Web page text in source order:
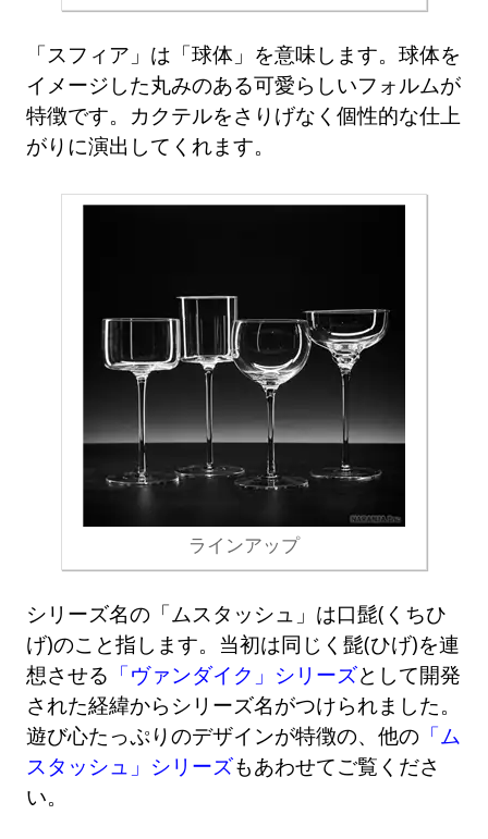
「スフィア」は「球体」を意味します。球体を
イメージした丸みのある可愛らしいフォルムが
特徴です。カクテルをさりげなく個性的な仕上
がりに演出してくれます。
ラインアップ
シリーズ名の「ムスタッシュ」は口髭(くちひ
げ)のこと指します。当初は同じく髭(ひげ)を連
想させる 「ヴァンダイク」シリーズとして開発
された経緯からシリーズ名がつけられました。
遊び心たっぷりのデザインが特徴の、他の 「ム
スタッシュ」シリーズもあわせてご覧くださ
い。